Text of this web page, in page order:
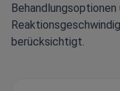
Behandlungsoptionen
berücksichtigt.